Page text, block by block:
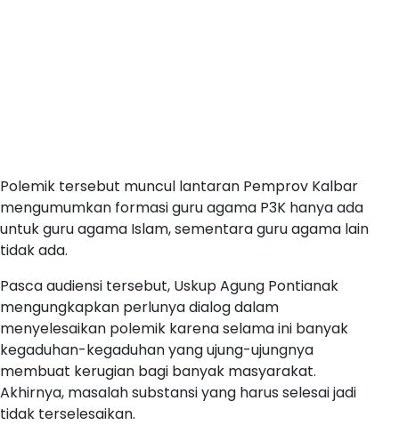
Polemik tersebut muncul lantaran Pemprov Kalbar
mengumumkan formasi guru agama P3K hanya ada
untuk guru agama Islam, sementara guru agama lain
tidak ada.
Pasca audiensi tersebut, Uskup Agung Pontianak
mengungkapkan perlunya dialog dalam
menyelesaikan polemik karena selama ini banyak
kegaduhan-kegaduhan yang ujung-ujungnya
membuat kerugian bagi banyak masyarakat.
Akhirnya, masalah substansi yang harus selesai jadi
tidak terselesaikan.